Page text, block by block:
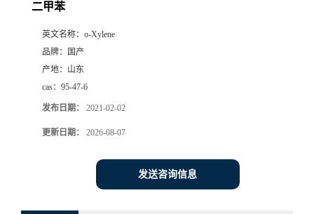
二甲苯
英文名称： o-Xylene
品牌：
国产
产地： 山东
cas： 95-47-6
发布日期： 2021-02-02
更新日期： 2026-08-07
发送咨询信息